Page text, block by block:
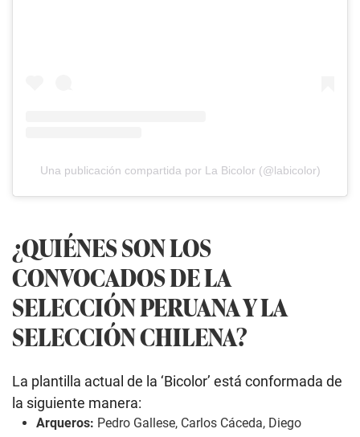
Una publicación compartida por La Bicolor (@labicolor)
¿QUIÉNES SON LOS
CONVOCADOS DE LA
SELECCIÓN PERUANA Y LA
SELECCIÓN CHILENA?
La plantilla actual de la ‘Bicolor’ está conformada de
la siguiente manera:
Arqueros: Pedro Gallese, Carlos Cáceda, Diego